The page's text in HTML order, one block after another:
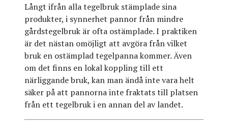
Långt ifrån alla tegelbruk stämplade sina
produkter, i synnerhet pannor från mindre
gårdstegelbruk är ofta ostämplade. I praktiken
är det nästan omöjligt att avgöra från vilket
bruk en ostämplad tegelpanna kommer. Även
om det finns en lokal koppling till ett
närliggande bruk, kan man ändå inte vara helt
säker på att pannorna inte fraktats till platsen
från ett tegelbruk i en annan del av landet.